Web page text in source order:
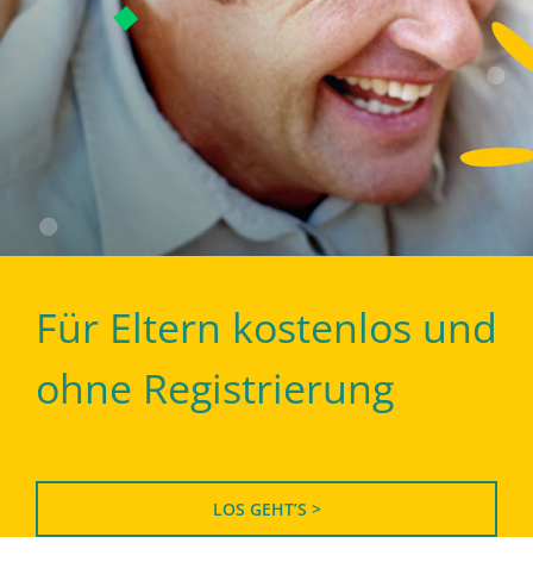
Für Eltern kostenlos und
ohne Registrierung
LOS GEHT’S >